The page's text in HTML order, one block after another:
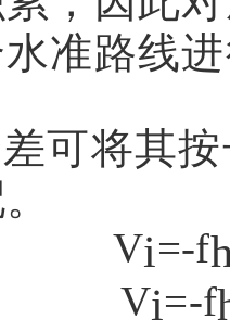
准路线
可将其
Vi=-f
Vi=-f